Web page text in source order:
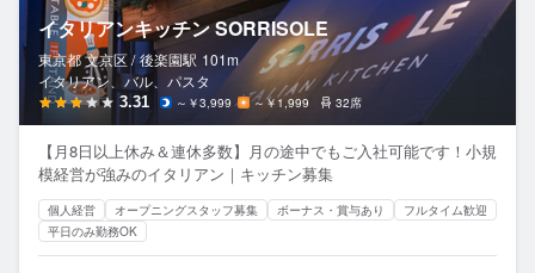
応募履歴
WEB履歴書
スカウト・メルマガ受信設定
ヘルプ・お問い合わせフォーム
イタリアンキッチン SORRISOLE
東京都 文京区 / 後楽園駅 101m
イタリアン、バル、パスタ
3.31 ～￥3,999 ～￥1,999 32席
【月8日以上休み＆連休多数】月の途中でもご入社可能です！小規
模経営が強みのイタリアン｜キッチン募集
個人経営 オープニングスタッフ募集 ボーナス・賞与あり
フルタイム歓迎
平日のみ勤務OK